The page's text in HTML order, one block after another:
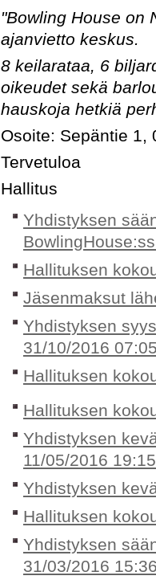
"Bowling House on
ajanvietto keskus.
8 keilarataa, 6
oikeudet sekä
hauskoja hetkiä
Osoite: Sepäntie 1,
Tervetuloa
Hallitus
Yhdistyksen
Hallituksen
Jäsenmaksut
Yhdistyksen
31/10/2016
Hallituksen
Hallituksen
Yhdistyksen
11/05/2016 19:15
Yhdistyksen
Hallituksen
Yhdistyksen
31/03/2016